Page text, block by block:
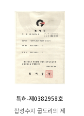
특허-제0382958호
합성수지 굽도리의 제